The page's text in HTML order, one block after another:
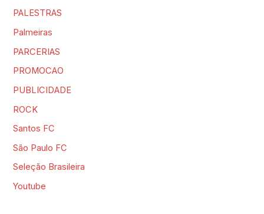
PALESTRAS
Palmeiras
PARCERIAS
PROMOCAO
PUBLICIDADE
ROCK
Santos FC
São Paulo FC
Seleção Brasileira
Youtube